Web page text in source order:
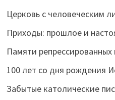
Церковь с человеческим
Приходы: прошлое и
Памяти
100 лет со дня рождения
Забытые католические